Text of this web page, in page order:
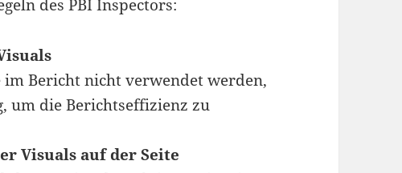
des PBI Inspectors:
Bericht nicht verwendet werden,
um die Berichtseffizienz zu
Visuals auf der Seite